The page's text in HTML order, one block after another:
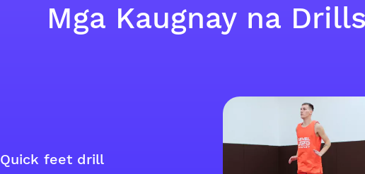
Mga Kaugnay na
Quick feet drill